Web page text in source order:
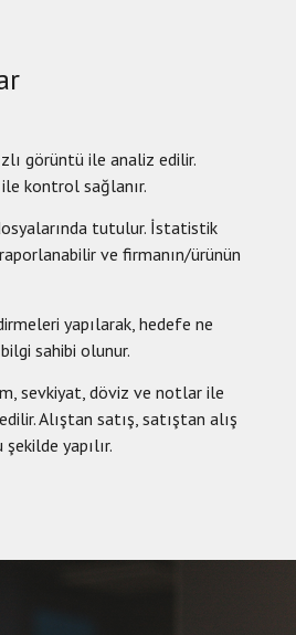
görüntü ile analiz edilir.
kontrol sağlanır.
tutulur. İstatistik
ve firmanın/ürünün
yapılarak, hedefe ne
sahibi olunur.
sevkiyat, döviz ve notlar ile
Alıştan satış, satıştan alış
yapılır.